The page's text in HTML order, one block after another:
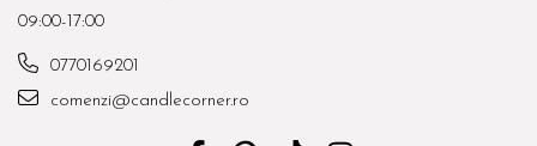
09:00-17:00
0770169201
comenzi@candlecorner.ro